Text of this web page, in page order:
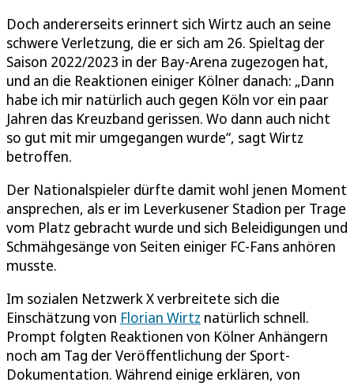
Doch andererseits erinnert sich Wirtz auch an seine
schwere Verletzung, die er sich am 26. Spieltag der
Saison 2022/2023 in der Bay-Arena zugezogen hat,
und an die Reaktionen einiger Kölner danach: „Dann
habe ich mir natürlich auch gegen Köln vor ein paar
Jahren das Kreuzband gerissen. Wo dann auch nicht
so gut mit mir umgegangen wurde“, sagt Wirtz
betroffen.
Der Nationalspieler dürfte damit wohl jenen Moment
ansprechen, als er im Leverkusener Stadion per Trage
vom Platz gebracht wurde und sich Beleidigungen und
Schmähgesänge von Seiten einiger FC-Fans anhören
musste.
Im sozialen Netzwerk X verbreitete sich die
Einschätzung von Florian Wirtz natürlich schnell.
Prompt folgten Reaktionen von Kölner Anhängern
noch am Tag der Veröffentlichung der Sport-
Dokumentation. Während einige erklären, von